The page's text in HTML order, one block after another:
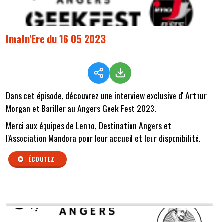
ImaJn'Ere du 16 05 2023
Dans cet épisode, découvrez une interview exclusive d' Arthur
Morgan et Bariller au Angers Geek Fest 2023.
Merci aux équipes de Lenno, Destination Angers et
l'Association Mandora pour leur accueil et leur disponibilité.
ÉCOUTEZ